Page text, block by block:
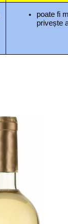
poate fi
privește